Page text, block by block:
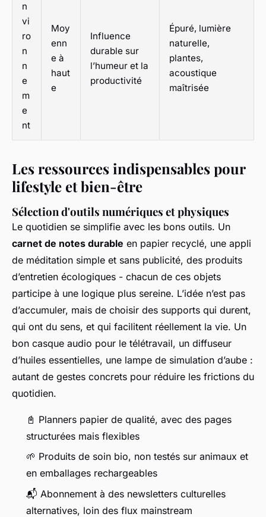
n
vi
ro
n
n
e
m
e
nt
Moy
enn
e à
haut
e
Influence
durable sur
l’humeur et la
productivité
Épuré, lumière
naturelle,
plantes,
acoustique
maîtrisée
Les ressources indispensables pour
lifestyle et bien-être
Sélection d'outils numériques et physiques
Le quotidien se simplifie avec les bons outils. Un
carnet de notes durable en papier recyclé, une appli
de méditation simple et sans publicité, des produits
d’entretien écologiques - chacun de ces objets
participe à une logique plus sereine. L’idée n’est pas
d’accumuler, mais de choisir des supports qui durent,
qui ont du sens, et qui facilitent réellement la vie. Un
bon casque audio pour le télétravail, un diffuseur
d’huiles essentielles, une lampe de simulation d’aube :
autant de gestes concrets pour réduire les frictions du
quotidien.
📓 Planners papier de qualité, avec des pages
structurées mais flexibles
🌱 Produits de soin bio, non testés sur animaux et
en emballages rechargeables
📬 Abonnement à des newsletters culturelles
alternatives, loin des flux mainstream